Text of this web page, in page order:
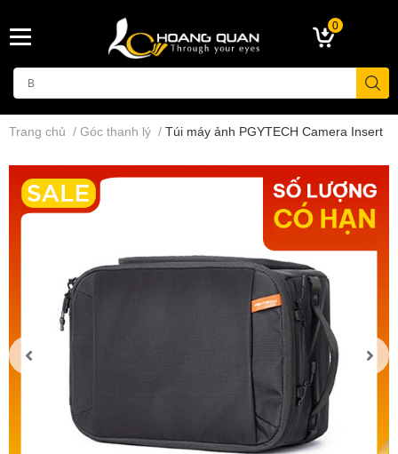
0
Trang chủ / Góc thanh lý / Túi máy ảnh PGYTECH Camera Insert